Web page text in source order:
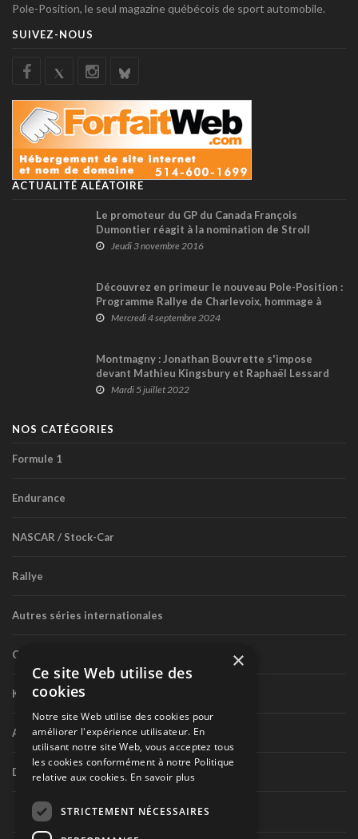
Pole-Position, le seul magazine québécois de sport automobile.
SUIVEZ-NOUS
ACTUALITÉ ALÉATOIRE
Le promoteur du GP du Canada François
Dumontier réagit à la nomination de Stroll
Jeudi 3 novembre 2016
Découvrez en primeur le nouveau Pole-Position :
Programme Rallye de Charlevoix, hommage à
Greg Moore et toute l’actualité internationale
Mercredi 4 septembre 2024
Montmagny : Jonathan Bouvrette s'impose
devant Mathieu Kingsbury et Raphaël Lessard
lors du Donald Theetge 2x80
Mardi 5 juillet 2022
NOS CATÉGORIES
Formule 1
Endurance
NASCAR / Stock-Car
Rallye
Autres séries internationales
Circuit routier canadien
Karting
Autres séries nationales
Divers
×
Ce site Web utilise des
cookies
Notre site Web utilise des cookies pour
améliorer l'expérience utilisateur. En
utilisant notre site Web, vous acceptez tous
les cookies conformément à notre Politique
relative aux cookies. En savoir plus
STRICTEMENT NÉCESSAIRES